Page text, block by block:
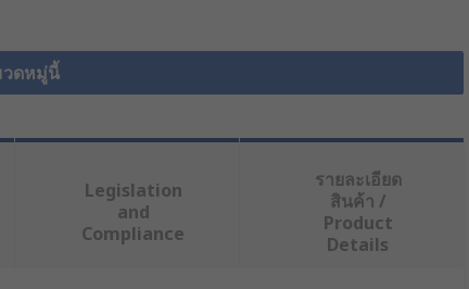
ดหมู่นี้
Legislation
and
Compliance
รายละเอียด
สินค้า /
Product
Details